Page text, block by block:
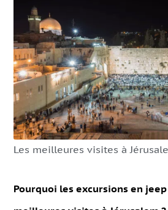
Les meilleures visites à
Pourquoi les excursions en